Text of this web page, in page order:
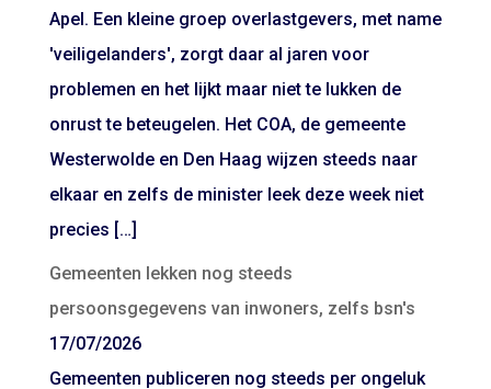
Apel. Een kleine groep overlastgevers, met name
'veiligelanders', zorgt daar al jaren voor
problemen en het lijkt maar niet te lukken de
onrust te beteugelen. Het COA, de gemeente
Westerwolde en Den Haag wijzen steeds naar
elkaar en zelfs de minister leek deze week niet
precies […]
Gemeenten lekken nog steeds
persoonsgegevens van inwoners, zelfs bsn's
17/07/2026
Gemeenten publiceren nog steeds per ongeluk